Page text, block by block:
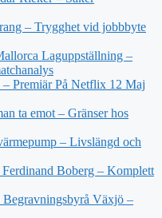
– Trygghet vid jobbbyte
Laguppställning –
Premiär På Netflix 12 Maj
ta emot – Gränser hos
– Livslängd och
Boberg – Komplett
Växjö –